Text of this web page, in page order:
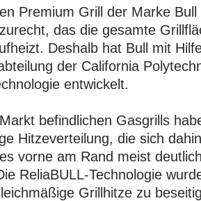
Premium Grill der Marke
das die gesamte
Deshalb hat Bull mit
der California
entwickelt.
befindlichen Gasgrills
Hitzeverteilung, die sich
vorne am Rand meist
ReliaBULL-Technologie
Grillhitze zu